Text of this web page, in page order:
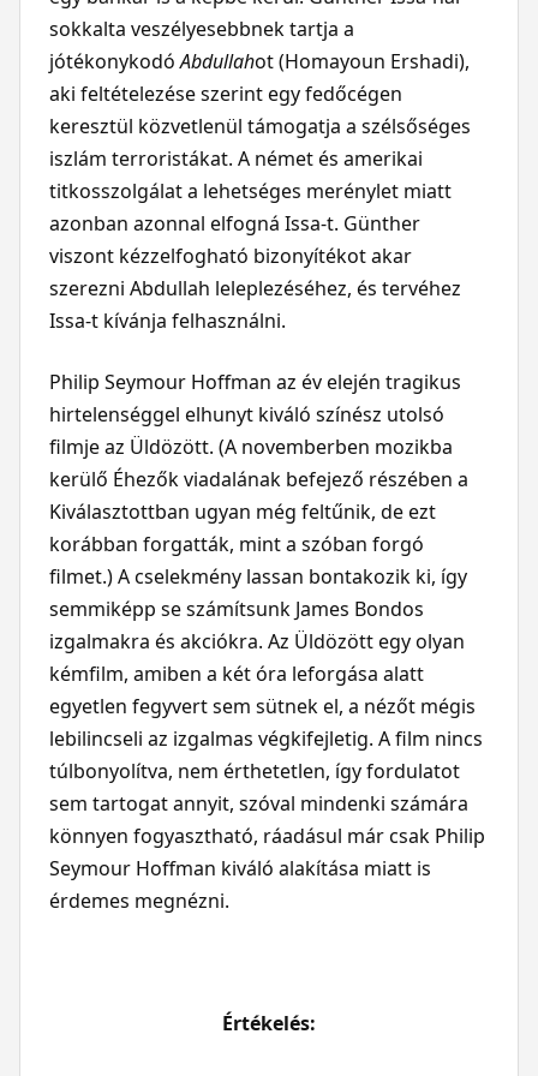
sokkalta veszélyesebbnek tartja a
jótékonykodóAbdullahot (Homayoun Ershadi),
aki feltételezése szerint egy fedőcégen
keresztül közvetlenül támogatja a szélsőséges
iszlám terroristákat. A német és amerikai
titkosszolgálat a lehetséges merénylet miatt
azonban azonnal elfogná Issa-t. Günther
viszont kézzelfogható bizonyítékot akar
szerezni Abdullah leleplezéséhez, és tervéhez
Issa-t kívánja felhasználni.
Philip Seymour Hoffman az év elején tragikus
hirtelenséggel elhunyt kiváló színész utolsó
filmje az Üldözött. (A novemberben mozikba
kerülő Éhezők viadalának befejező részében a
Kiválasztottban ugyan még feltűnik, de ezt
korábban forgatták, mint a szóban forgó
filmet.) A cselekmény lassan bontakozik ki, így
semmiképp se számítsunk James Bondos
izgalmakra és akciókra. Az Üldözött egy olyan
kémfilm, amiben a két óra leforgása alatt
egyetlen fegyvert sem sütnek el, a nézőt mégis
lebilincseli az izgalmas végkifejletig. A film nincs
túlbonyolítva, nem érthetetlen, így fordulatot
sem tartogat annyit, szóval mindenki számára
könnyen fogyasztható, ráadásul már csak Philip
Seymour Hoffman kiváló alakítása miatt is
érdemes megnézni.
Értékelés: